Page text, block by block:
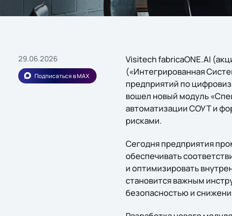
29.06.2026
Подписаться в MAX
Visitech fabricaONE.AI
(«Интегрированная
предприятий по
вошел новый модуль
автоматизации СОУТ и
рисками.
Сегодня предприятия
обеспечивать
и оптимизировать
становится важным
безопасностью и